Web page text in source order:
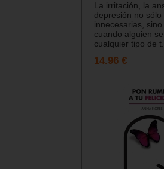
La irritación, la
depresión no sólo
innecesarias,
cuando alguien
cualquier tipo de
14.96 €